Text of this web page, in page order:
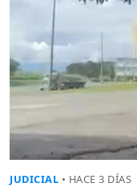
JUDICIAL • HACE 3 DÍAS